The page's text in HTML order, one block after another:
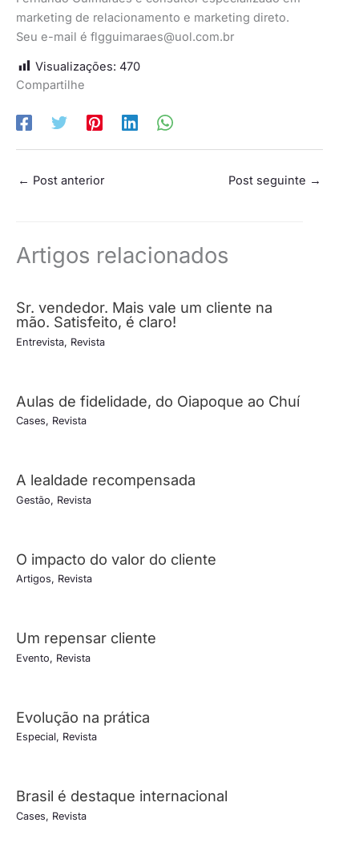
marketing de relacionamento e marketing direto.
Seu e-mail é flgguimaraes@uol.com.br
Visualizações: 470
Compartilhe
← Post anterior Post seguinte →
Artigos relacionados
Sr. vendedor. Mais vale um cliente na
mão. Satisfeito, é claro!
Entrevista, Revista
Aulas de fidelidade, do Oiapoque ao Chuí
Cases, Revista
A lealdade recompensada
Gestão, Revista
O impacto do valor do cliente
Artigos, Revista
Um repensar cliente
Evento, Revista
Evolução na prática
Especial, Revista
Brasil é destaque internacional
Cases, Revista